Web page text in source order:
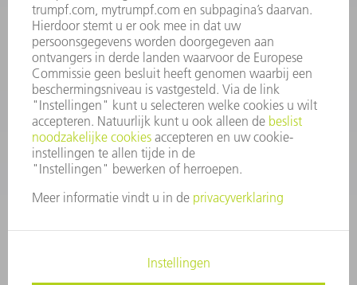
Veel gestelde vragen
Algemene voorwaarden
CONTACT
+31 88 4002 400
Ma. - vr. 8.00 - 17.00 uur
onderdelen.tnl@de.trumpf.com